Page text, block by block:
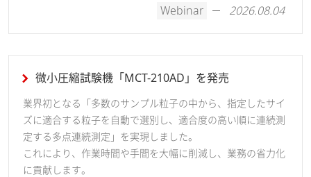
Webinar 2026.08.04
微小圧縮試験機「MCT-210AD」を発売
業界初となる「多数のサンプル粒子の中から、指定したサイ
ズに適合する粒子を自動で選別し、適合度の高い順に連続測
定する多点連続測定」を実現しました。
これにより、作業時間や手間を大幅に削減し、業務の省力化
に貢献します。